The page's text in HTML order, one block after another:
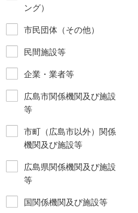
ング）
市民団体（その他）
民間施設等
企業・業者等
広島市関係機関及び施設
等
市町（広島市以外）関係
機関及び施設等
広島県関係機関及び施設
等
国関係機関及び施設等